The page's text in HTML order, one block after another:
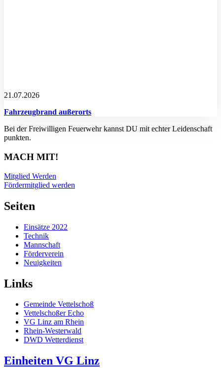
21.07.2026
Fahrzeugbrand außerorts
Bei der Freiwilligen Feuerwehr kannst DU mit echter Leidenschaft
punkten.
MACH MIT!
Mitglied Werden
Fördermitglied werden
Seiten
Einsätze 2022
Technik
Mannschaft
Förderverein
Neuigkeiten
Links
Gemeinde Vettelschoß
Vettelschoßer Echo
VG Linz am Rhein
Rhein-Westerwald
DWD Wetterdienst
Einheiten VG Linz